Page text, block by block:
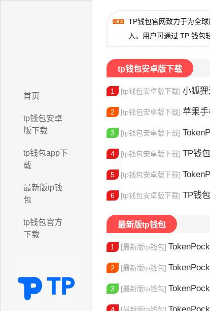
首页
tp钱包安卓
版下载
tp钱包app下
载
最新版tp钱
包
tp钱包官方
下载
TP钱包官网致力于为全
入。用户可通过 TP 钱包
tp钱包安卓版下载
1 [tp钱包安卓版下载] 小狐狸还
2 [tp钱包安卓版下载] 苹果手机
3 [tp钱包安卓版下载]
4 [tp钱包安卓版下载] TP钱包客服
5 [tp钱包安卓版下载]
6 [tp钱包安卓版下载] TP钱包解
最新版tp钱包
1 [最新版tp钱包] TokenPocket退
2 [最新版tp钱包] TokenPocket
3 [最新版tp钱包] TokenPocket无